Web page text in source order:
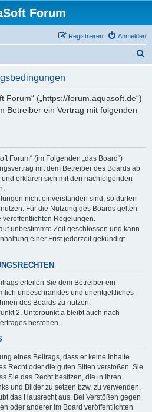
Forum
Anmelden
Registrieren
Forum“ („https://forum.aquasoft.de“)
Betreiber ein Vertrag mit folgenden
Forum“ (im Folgenden „das Board“)
mit dem Betreiber des Boards ab
und erklären sich mit den nachfolgenden
nicht einverstanden sind, so dürfen
Für die Nutzung des Boards gelten
Regelungen.
unbestimmte Zeit geschlossen und kann
einer Frist jederzeit gekündigt
erteilen Sie dem Betreiber ein
unbeschränktes und unentgeltliches
des Boards zu nutzen.
2, Unterpunkt a bleibt auch nach
bestehen.
eines Beitrags, dass er keine Inhalte
Recht oder die guten Sitten verstoßen. Sie
Sie das Recht besitzen, die in Ihren
und Bilder zu setzen bzw. zu verwenden.
das Hausrecht aus. Bei Verstößen gegen
oder anderer im Board veröffentlichten